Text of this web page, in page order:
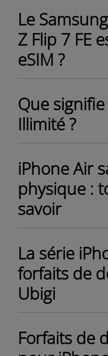
Le
Z Flip 7 FE
eSIM ?
Que
Illimité ?
iPhone Air
physique :
savoir
La série
forfaits de
Ubigi
Forfaits de